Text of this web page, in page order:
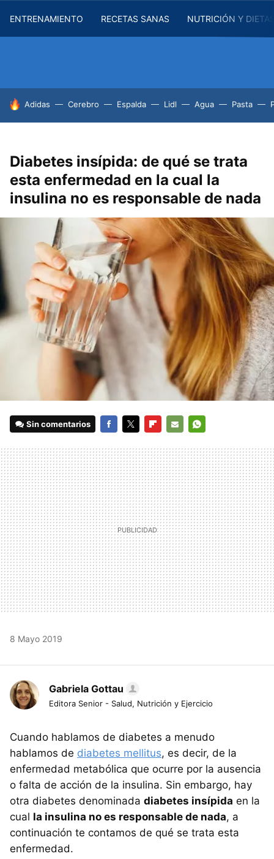
ENTRENAMIENTO RECETAS SANAS NUTRICIÓN Y
HOY SE HABLA DE
Adidas Cerebro Espalda Lidl Agua Pasta
Diabetes insípida: de qué se trata
esta enfermedad en la cual la
insulina no es responsable de nada
Sin comentarios
MAIL
8 Mayo 2019
Gabriela Gottau
Editora Senior - Salud, Nutrición y Ejercicio
Cuando hablamos de diabetes a menudo
hablamos de diabetes mellitus, es decir, de la
enfermedad metabólica que ocurre por la ausencia
o falta de acción de la insulina. Sin embargo, hay
otra diabetes denominada diabetes insípida en la
cual la insulina no es responsable de nada, a
continuación te contamos de qué se trata esta
enfermedad.